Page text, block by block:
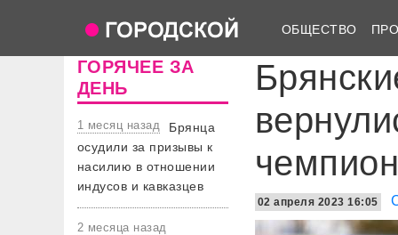
ОБЩЕСТВО
ГОРЯЧЕЕ ЗА
ДЕНЬ
1 месяц назад
Брянца
осудили за призывы к
насилию в отношении
индусов и кавказцев
2 месяца назад
02 апреля 2023 16:05